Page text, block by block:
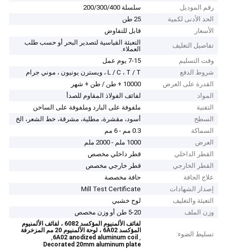
رقم الموديل
سلسلة 200/300/400
الحد الأدنى لكمية
25 طن
الأسعار
قابل للتفاوض
تفاصيل التغليف
التعبئة القياسية لتصدير البحر أو حسب طلب
العملاء.
وقت التسليم
7-15 يوم عمل
شروط الدفع
L / C ، T / T ، ويسترن يونيون ، موني جرام
القدرة على العرض
10000 + طن / طن + شهر
المواد
لفائف الفولاذ المقاوم للصدأ
التقنية
ملفوفة على البارد وملفوفة على الساخن
السطح
أسود، مقشرة، مطلية، مشرقة، خط الشعر، الخ
السماكة
0.3 مم - 6 مم
العرض
1000 ملم - 2000 ملم
القطر الداخلي
قطر داخلي مخصص
القطر الخارجي
قطر خارجي مخصص
علاج الحافة
حافة مخصصة
إصدار الشهادات
Mill Test Certificate
التعبئة والتغليف
لوح خشبي
وزن الملف
5-20 طن أو وزن مخصص
تسليط الضوء:
لفائف الألمنيوم المؤكسد 6082 ، لفائف الألمنيوم
المؤكسد 6A02 ، لوحة الألمنيوم 20 مم المزخرفة
,
6A02 anodized aluminum coil
,
Decorated 20mm aluminum plate